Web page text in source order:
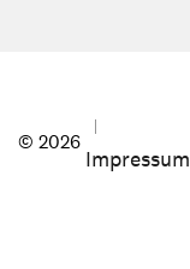
© 2026
Impressum